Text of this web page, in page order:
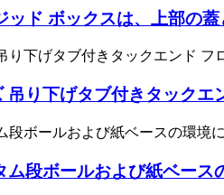
ッド ボックスは、上部の
吊り下げタブ付きタック
ム段ボールおよび紙ベー